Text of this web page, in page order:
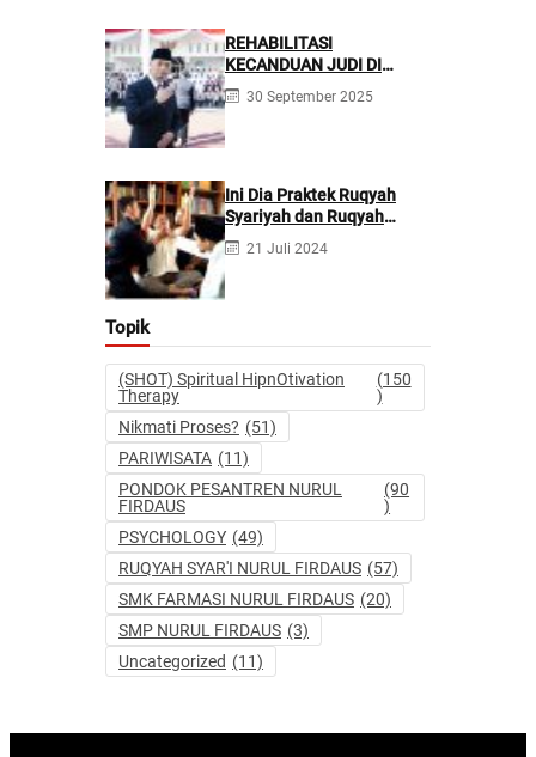
REHABILITASI
KECANDUAN JUDI DI
PONPES NURUL FIRDAUS ||
Kecanduan Judi
30 September 2025
Ini Dia Praktek Ruqyah
Syariyah dan Ruqyah
Syetan Menurut Dr Gumilar
21 Juli 2024
Topik
(SHOT) Spiritual HipnOtivation
Therapy
(150
)
Nikmati Proses? (51)
PARIWISATA (11)
PONDOK PESANTREN NURUL
FIRDAUS
(90
)
PSYCHOLOGY (49)
RUQYAH SYAR'I NURUL FIRDAUS (57)
SMK FARMASI NURUL FIRDAUS (20)
SMP NURUL FIRDAUS (3)
Uncategorized (11)